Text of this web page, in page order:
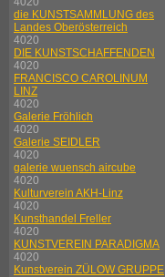
die KUNSTSAMMLUNG des
Landes Oberösterreich
4020
DIE KUNSTSCHAFFENDEN
4020
FRANCISCO CAROLINUM
LINZ
4020
Galerie Fröhlich
4020
Galerie SEIDLER
4020
galerie wuensch aircube
4020
Kulturverein AKH-Linz
4020
Kunsthandel Freller
4020
KUNSTVEREIN PARADIGMA
4020
Kunstverein ZÜLOW GRUPPE